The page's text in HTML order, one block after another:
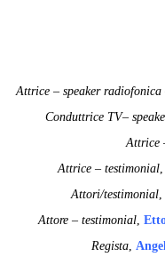
Attrice – speaker
Conduttrice TV–
Attrice
Attrice – testimonial,
Attori/testimonial,
Attore – testimonial,
Regista,